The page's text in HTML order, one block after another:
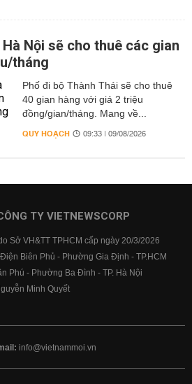
Nội sẽ cho thuê các gian
tháng
Phố đi bộ Thành Thái sẽ cho thuê
40 gian hàng với giá 2 triệu
đồng/gian/tháng. Mang về...
QUY HOẠCH 09:33 | 09/08/2026
TY VIETNEWSCORP
Sở VH&TT TPHCM cấp ngày 20/3/2026
Biên Phủ - Phường Gia Định - TP.HCM
Phú - Phường Ba Đình - TP. Hà Nội
Minh Quyết
info@vietnammoi.vn